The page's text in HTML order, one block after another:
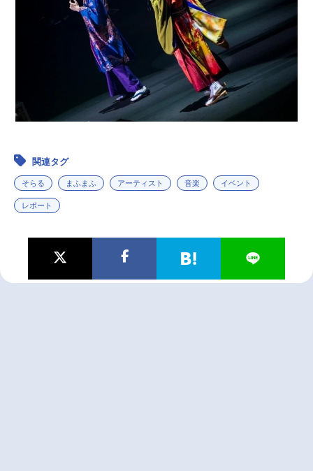
関連タグ
そらる まふまふ アーティスト 音楽 イベント
レポート